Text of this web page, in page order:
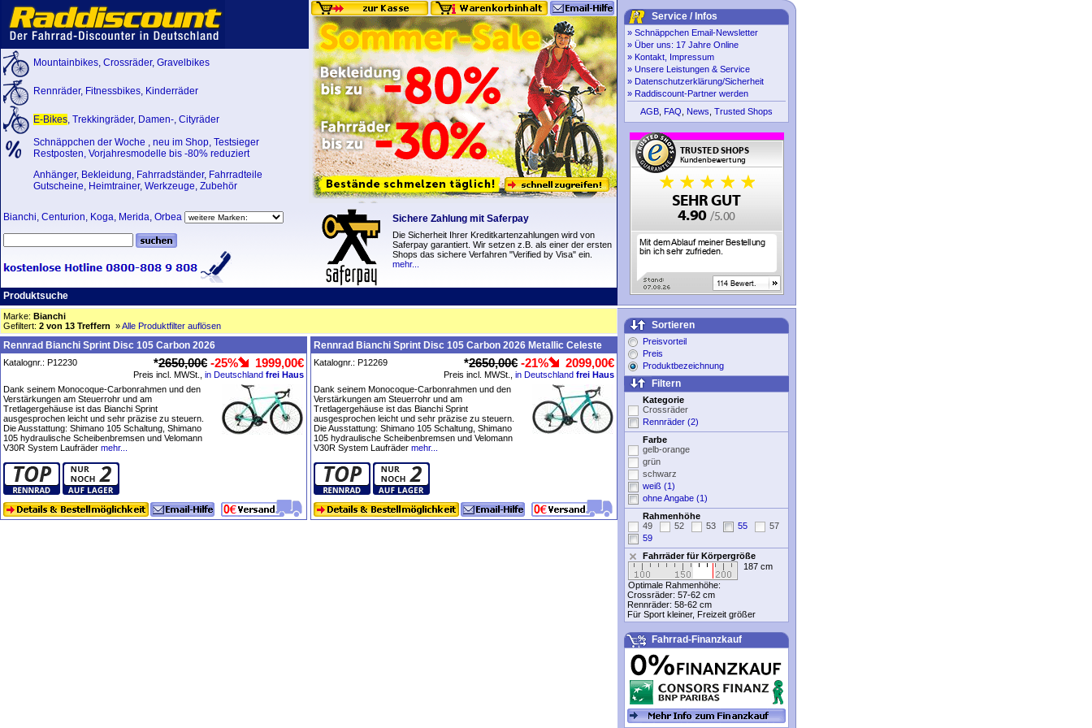
Mountainbikes, Crossräder, Gravelbikes
Rennräder, Fitnessbikes, Kinderräder
E-Bikes, Trekkingräder, Damen-, Cityräder
Schnäppchen der Woche , neu im Shop, Testsieger
Restposten, Vorjahresmodelle bis -80% reduziert
Anhänger, Bekleidung, Fahrradständer, Fahrradteile
Gutscheine, Heimtrainer, Werkzeuge, Zubehör
Service / Infos
» Schnäppchen Email-Newsletter
» Über uns: 17 Jahre Online
» Kontakt, Impressum
» Unsere Leistungen & Service
» Datenschutzerklärung/Sicherheit
» Raddiscount-Partner werden
AGB FAQ News Trusted Shops
Bianchi, Centurion, Koga, Merida, Orbea Sichere Zahlung mit Saferpay
Die Sicherheit Ihrer Kreditkartenzahlungen wird von
Saferpay garantiert. Wir setzen z.B. als einer der ersten
Shops das sichere Verfahren "Verified by Visa" ein.
mehr...
Produktsuche
Marke: Bianchi
Gefiltert: 2 von 13 Treffern »Alle Produktfilter auflösen
Rennrad Bianchi Sprint Disc 105 Carbon 2026
Katalognr.: P12230 *2650,00€ -25% 1999,00€
Preis incl. MWSt., in Deutschland frei Haus
Dank seinem Monocoque-Carbonrahmen und den
Verstärkungen am Steuerrohr und am
Tretlagergehäuse ist das Bianchi Sprint
ausgesprochen leicht und sehr präzise zu steuern.
Die Ausstattung: Shimano 105 Schaltung, Shimano
105 hydraulische Scheibenbremsen und Velomann
V30R System Laufräder mehr...
Rennrad Bianchi Sprint Disc 105 Carbon 2026 Metallic Celeste
Katalognr.: P12269 *2650,00€ -21% 2099,00€
Preis incl. MWSt., in Deutschland frei Haus
Dank seinem Monocoque-Carbonrahmen und den
Verstärkungen am Steuerrohr und am
Tretlagergehäuse ist das Bianchi Sprint
ausgesprochen leicht und sehr präzise zu steuern.
Die Ausstattung: Shimano 105 Schaltung, Shimano
105 hydraulische Scheibenbremsen und Velomann
V30R System Laufräder mehr...
Sortieren
Preisvorteil
Preis
Produktbezeichnung
Filtern
Kategorie
Crossräder
Rennräder (2)
Farbe
gelb-orange
grün
schwarz
weiß (1)
ohne Angabe (1)
Rahmenhöhe
49
52 53 55
57
59
Fahrräder für Körpergröße
187 cm
Optimale Rahmenhöhe:
Crossräder: 57-62 cm
Rennräder: 58-62 cm
Für Sport kleiner, Freizeit größer
Fahrrad-Finanzkauf